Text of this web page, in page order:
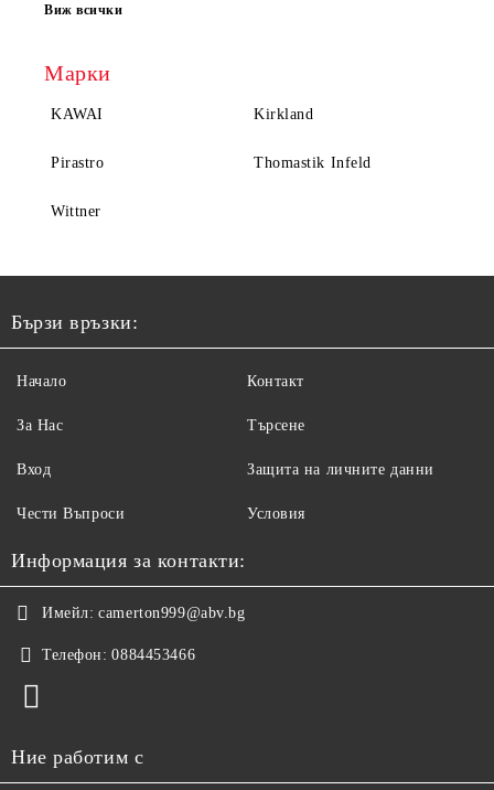
Виж всички
Марки
KAWAI Kirkland
Pirastro Thomastik Infeld
Wittner
Бързи връзки:
Начало
За Нас
Вход
Чести Въпроси
Контакт
Търсене
Защита на личните данни
Условия
Информация за контакти:
Имейл: camerton999@abv.bg
Телефон: 0884453466
Ние работим с